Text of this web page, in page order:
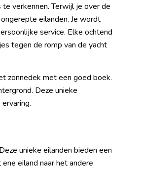
verkennen. Terwijl je over de
eilanden. Je wordt
service. Elke ochtend
tegen de romp van de yacht
zonnedek met een goed boek.
Deze unieke
unieke eilanden bieden een
eiland naar het andere